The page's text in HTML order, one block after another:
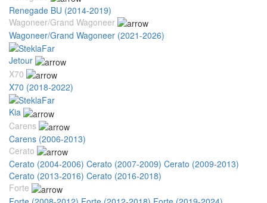
Renegade BU (2014-2019)
Wagoneer/Grand Wagoneer
Wagoneer/Grand Wagoneer (2021-2026)
Jetour
X70
X70 (2018-2022)
Kia
Carens
Carens (2006-2013)
Cerato
Cerato (2004-2006) Cerato (2007-2009) Cerato (2009-2013)
Cerato (2013-2016) Cerato (2016-2018)
Forte